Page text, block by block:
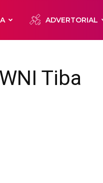
ADVERTORIAL
Tiba